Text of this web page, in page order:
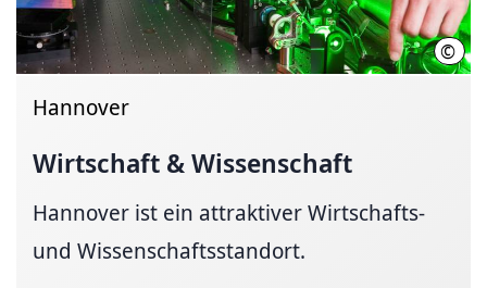
©
Hannover
Wirtschaft & Wissenschaft
Hannover ist ein attraktiver Wirtschafts-
und Wissenschaftsstandort.